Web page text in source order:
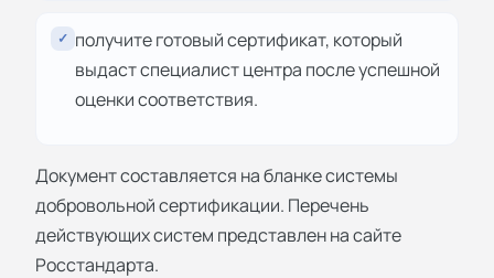
✓ получите готовый сертификат, который
выдаст специалист центра после успешной
оценки соответствия.
Документ составляется на бланке системы
добровольной сертификации. Перечень
действующих систем представлен на сайте
Росстандарта.